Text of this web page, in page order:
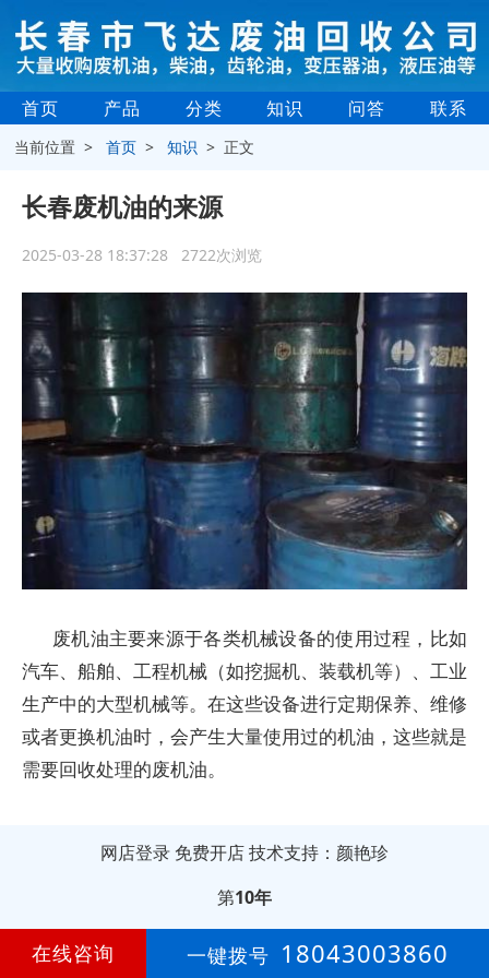
首页 产品 分类 知识 问答 联系
当前位置 >首页 >知识 > 正文
长春废机油的来源
2025-03-28 18:37:28 2722次浏览
废机油主要来源于各类机械设备的使用过程，比如
汽车、船舶、工程机械（如挖掘机、装载机等）、工业
生产中的大型机械等。在这些设备进行定期保养、维修
或者更换机油时，会产生大量使用过的机油，这些就是
需要回收处理的废机油。
网店登录 免费开店技术支持：颜艳珍
第10年
在线咨询 一键拨号 18043003860